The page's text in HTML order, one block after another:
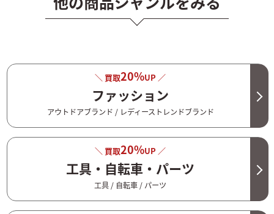
＼ 買取20%UP ／
ファッション
アウトドアブランド / レディーストレンドブランド
＼ 買取20%UP ／
工具・自転車・パーツ
工具 / 自転車 / パーツ